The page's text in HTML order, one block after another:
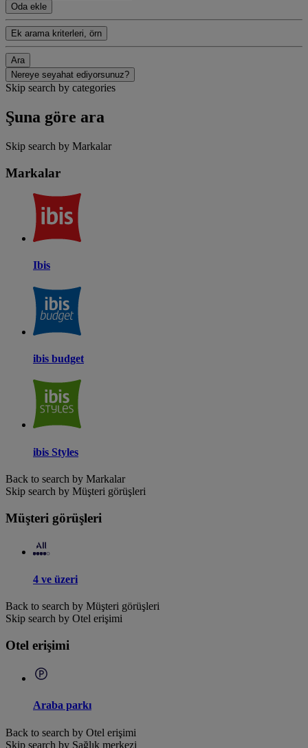
Oda ekle
Ek arama kriterleri, örn
Ara
Nereye seyahat ediyorsunuz?
Skip search by categories
Şuna göre ara
Skip search by Markalar
Markalar
Ibis
ibis budget
ibis Styles
Back to search by Markalar
Skip search by Müşteri görüşleri
Müşteri görüşleri
4 ve üzeri
Back to search by Müşteri görüşleri
Skip search by Otel erişimi
Otel erişimi
Araba parkı
Back to search by Otel erişimi
Skip search by Sağlık merkezi